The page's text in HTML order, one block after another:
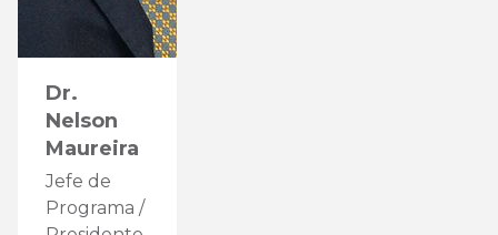
Dr.
Nelson
Maureira
Jefe de
Programa /